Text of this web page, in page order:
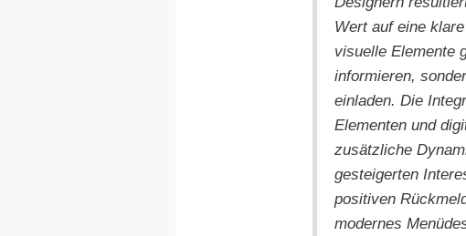
Wert auf eine
visuelle Elemente
informieren,
einladen. Die
Elementen und
zusätzliche
gesteigerten
positiven
modernes